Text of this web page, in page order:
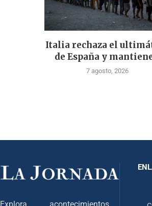
Italia rechaza el
de España y
7 agosto, 2026